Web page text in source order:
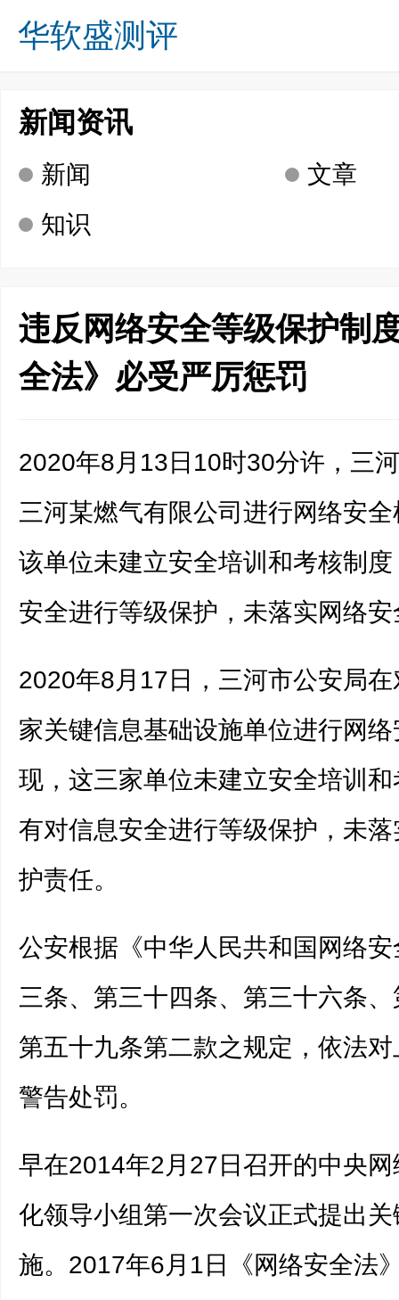
华软盛测评
新闻资讯
新闻
文章
知识
违反网络安全等级保护制
全法》必受严厉惩罚
2020年8月13日10时30分许，三
三河某燃气有限公司进行网络安
该单位未建立安全培训和考核制
安全进行等级保护，未落实网络
2020年8月17日，三河市公安局
家关键信息基础设施单位进行网
现，这三家单位未建立安全培训
有对信息安全进行等级保护，未
护责任。
公安根据《中华人民共和国网络
三条、第三十四条、第三十六条
第五十九条第二款之规定，依法
警告处罚。
早在2014年2月27日召开的中央
化领导小组第一次会议正式提出
施。2017年6月1日《网络安全法